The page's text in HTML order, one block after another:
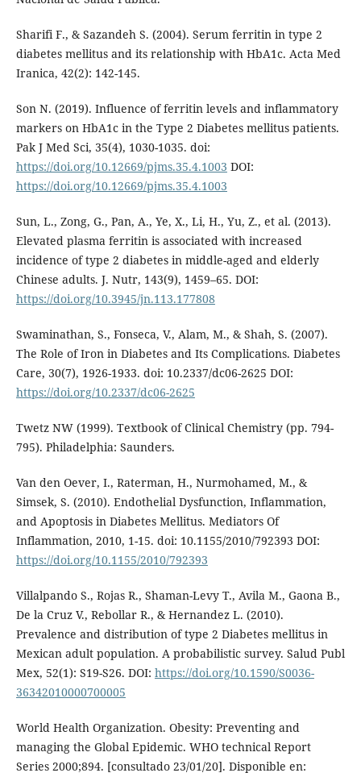
Sharifi F., & Sazandeh S. (2004). Serum ferritin in type 2
diabetes mellitus and its relationship with HbA1c. Acta Med
Iranica, 42(2): 142-145.
Son N. (2019). Influence of ferritin levels and inflammatory
markers on HbA1c in the Type 2 Diabetes mellitus patients.
Pak J Med Sci, 35(4), 1030-1035. doi:
https://doi.org/10.12669/pjms.35.4.1003 DOI:
https://doi.org/10.12669/pjms.35.4.1003
Sun, L., Zong, G., Pan, A., Ye, X., Li, H., Yu, Z., et al. (2013).
Elevated plasma ferritin is associated with increased
incidence of type 2 diabetes in middle-aged and elderly
Chinese adults. J. Nutr, 143(9), 1459–65. DOI:
https://doi.org/10.3945/jn.113.177808
Swaminathan, S., Fonseca, V., Alam, M., & Shah, S. (2007).
The Role of Iron in Diabetes and Its Complications. Diabetes
Care, 30(7), 1926-1933. doi: 10.2337/dc06-2625 DOI:
https://doi.org/10.2337/dc06-2625
Twetz NW (1999). Textbook of Clinical Chemistry (pp. 794-
795). Philadelphia: Saunders.
Van den Oever, I., Raterman, H., Nurmohamed, M., &
Simsek, S. (2010). Endothelial Dysfunction, Inflammation,
and Apoptosis in Diabetes Mellitus. Mediators Of
Inflammation, 2010, 1-15. doi: 10.1155/2010/792393 DOI:
https://doi.org/10.1155/2010/792393
Villalpando S., Rojas R., Shaman-Levy T., Avila M., Gaona B.,
De la Cruz V., Rebollar R., & Hernandez L. (2010).
Prevalence and distribution of type 2 Diabetes mellitus in
Mexican adult population. A probabilistic survey. Salud Publ
Mex, 52(1): S19-S26. DOI: https://doi.org/10.1590/S0036-
36342010000700005
World Health Organization. Obesity: Preventing and
managing the Global Epidemic. WHO technical Report
Series 2000;894. [consultado 23/01/20]. Disponible en: